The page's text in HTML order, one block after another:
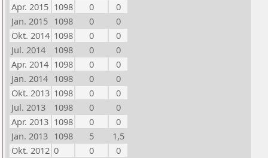
Apr. 2015 1098 0
0
Jan. 2015 1098 0
0
Okt. 2014 1098 0
0
Jul. 2014
1098 0
0
Apr. 2014 1098 0
0
Jan. 2014 1098 0
0
Okt. 2013 1098 0
0
Jul. 2013
1098 0
0
Apr. 2013 1098 0
0
Jan. 2013 1098 5
1,5
Okt. 2012 0 0
0